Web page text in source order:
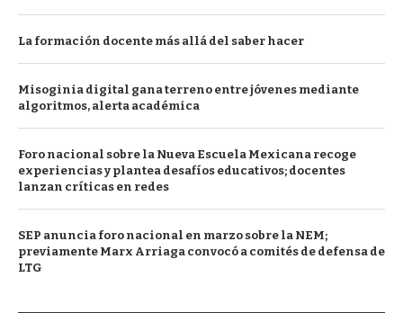
La formación docente más allá del saber hacer
Misoginia digital gana terreno entre jóvenes mediante
algoritmos, alerta académica
Foro nacional sobre la Nueva Escuela Mexicana recoge
experiencias y plantea desafíos educativos; docentes
lanzan críticas en redes
SEP anuncia foro nacional en marzo sobre la NEM;
previamente Marx Arriaga convocó a comités de defensa de
LTG